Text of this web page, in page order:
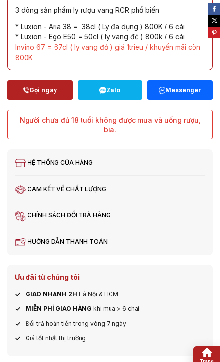
3 dòng sản phẩm ly rượu vang RCR phổ biến
* Luxion - Aria 38 = 38cl ( Ly đa dụng ) 800K / 6 cái
* Luxion - Ego E50 = 50cl ( ly vang đỏ ) 800k / 6 cái
Invino 67 = 67cl ( ly vang đỏ ) giá 1trieu / khuyến mãi còn
800K
Người chưa đủ 18 tuổi không được mua và uống rượu,
bia.
HỆ THỐNG CỬA HÀNG
CAM KẾT VỀ CHẤT LƯỢNG
CHÍNH SÁCH ĐỔI TRẢ HÀNG
HƯỚNG DẪN THANH TOÁN
Ưu đãi từ chúng tôi
GIAO NHANH 2H Hà Nội & HCM
MIỄN PHÍ GIAO HÀNG khi mua > 6 chai
Đổi trả hoàn tiền trong vòng 7 ngày
Giá tốt nhất thị trường